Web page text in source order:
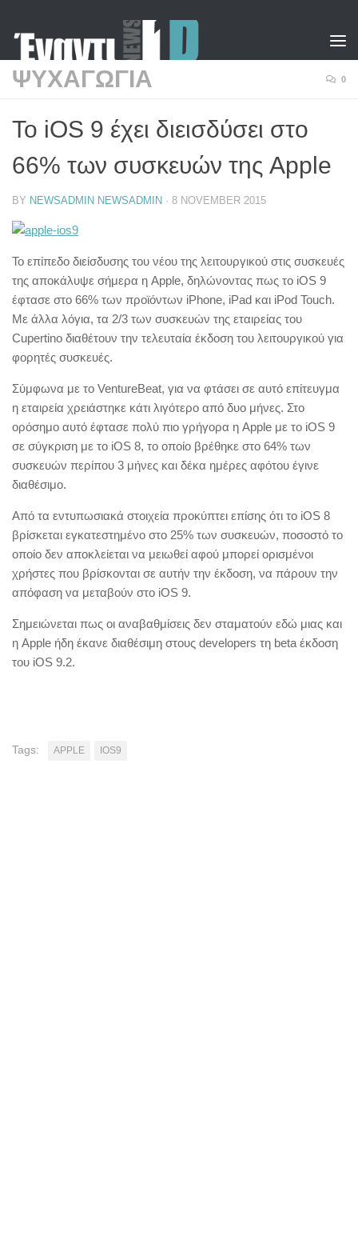
ΨΥΧΑΓΩΓΙΑ 0
Το iOS 9 έχει διεισδύσει στο
66% των συσκευών της Apple
BY NEWSADMIN NEWSADMIN · 8 NOVEMBER 2015
Το επίπεδο διείσδυσης του νέου της λειτουργικού στις συσκευές
της αποκάλυψε σήμερα η Apple, δηλώνοντας πως το iOS 9
έφτασε στο 66% των προϊόντων iPhone, iPad και iPod Touch.
Με άλλα λόγια, τα 2/3 των συσκευών της εταιρείας του
Cupertino διαθέτουν την τελευταία έκδοση του λειτουργικού για
φορητές συσκευές.
Σύμφωνα με το VentureBeat, για να φτάσει σε αυτό επίτευγμα
η εταιρεία χρειάστηκε κάτι λιγότερο από δυο μήνες. Στο
ορόσημο αυτό έφτασε πολύ πιο γρήγορα η Apple με το iOS 9
σε σύγκριση με το iOS 8, το οποίο βρέθηκε στο 64% των
συσκευών περίπου 3 μήνες και δέκα ημέρες αφότου έγινε
διαθέσιμο.
Από τα εντυπωσιακά στοιχεία προκύπτει επίσης ότι το iOS 8
βρίσκεται εγκατεστημένο στο 25% των συσκευών, ποσοστό το
οποίο δεν αποκλείεται να μειωθεί αφού μπορεί ορισμένοι
χρήστες που βρίσκονται σε αυτήν την έκδοση, να πάρουν την
απόφαση να μεταβούν στο iOS 9.
Σημειώνεται πως οι αναβαθμίσεις δεν σταματούν εδώ μιας και
η Apple ήδη έκανε διαθέσιμη στους developers τη beta έκδοση
του iOS 9.2.
Tags: APPLE IOS9